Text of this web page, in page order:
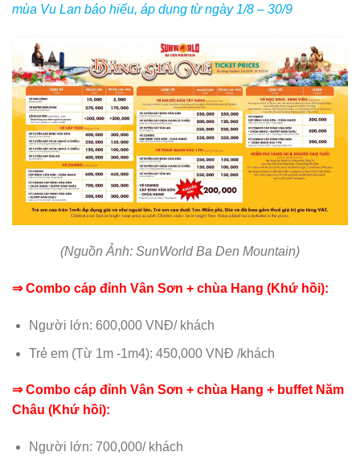
mùa Vu Lan báo hiếu, áp dụng từ ngày 1/8 – 30/9
(Nguồn Ảnh: SunWorld Ba Den Mountain)
⇒ Combo cáp đỉnh Vân Sơn + chùa Hang (Khứ hồi):
Người lớn: 600,000 VNĐ/ khách
Trẻ em (Từ 1m -1m4): 450,000 VNĐ /khách
⇒ Combo cáp đỉnh Vân Sơn + chùa Hang + buffet Năm
Châu (Khứ hồi):
Người lớn: 700,000/ khách